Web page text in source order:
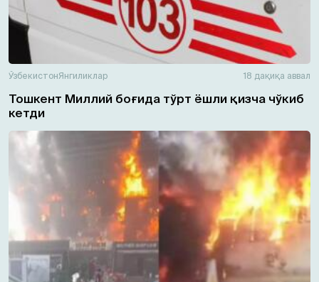
ЎзбекистонЯнгиликлар 18 дақиқа аввал
Тошкент Миллий боғида тўрт ёшли қизча чўкиб
кетди